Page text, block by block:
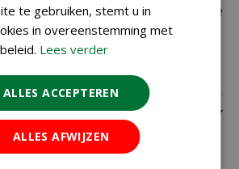
je adresgegevens voordat je je
te gebruiken, stemt u in
in overeenstemming met
Lees verder
ALLES ACCEPTEREN
ALLES AFWIJZEN